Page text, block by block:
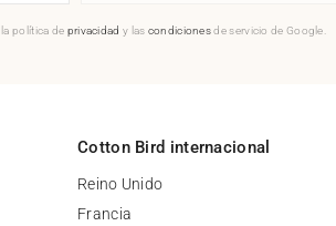
política de privacidad y las condicionesde servicio de Google.
Cotton Bird internacional
Reino Unido
Francia